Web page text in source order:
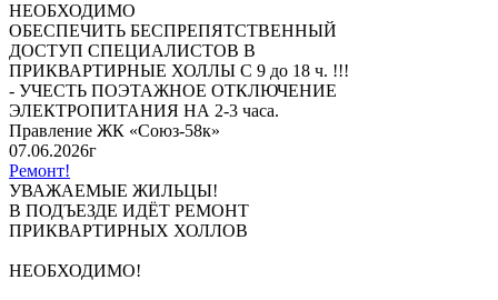
НЕОБХОДИМО
ОБЕСПЕЧИТЬ БЕСПРЕПЯТСТВЕННЫЙ
ДОСТУП СПЕЦИАЛИСТОВ В
ПРИКВАРТИРНЫЕ ХОЛЛЫ С 9 до 18 ч. !!!
- УЧЕСТЬ ПОЭТАЖНОЕ ОТКЛЮЧЕНИЕ
ЭЛЕКТРОПИТАНИЯ НА 2-3 часа.
Правление ЖК «Союз-58к»
07.06.2026г
Ремонт!
УВАЖАЕМЫЕ ЖИЛЬЦЫ!
В ПОДЪЕЗДЕ ИДЁТ РЕМОНТ
ПРИКВАРТИРНЫХ ХОЛЛОВ
НЕОБХОДИМО!